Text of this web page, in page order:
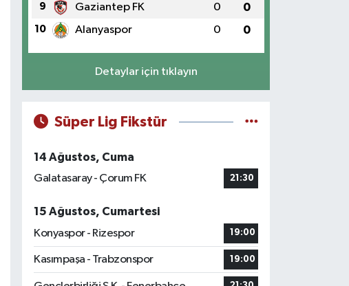
9 Gaziantep FK 0 0
10 Alanyaspor 0 0
Detaylar için tıklayın
Süper Lig Fikstür
14 Ağustos, Cuma
Galatasaray - Çorum FK
21:30
15 Ağustos, Cumartesi
Konyaspor - Rizespor
19:00
Kasımpaşa - Trabzonspor 19:00